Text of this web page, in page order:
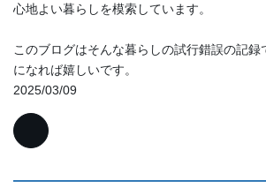
心地よい暮らしを模索しています。
このブログはそんな暮らしの試行錯誤の記録
になれば嬉しいです。
2025/03/09